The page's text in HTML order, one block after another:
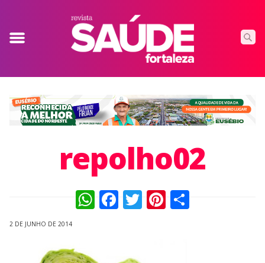
repolho02
WhatsApp
Facebook
TwitterPinterest
2 DE JUNHO DE 2014